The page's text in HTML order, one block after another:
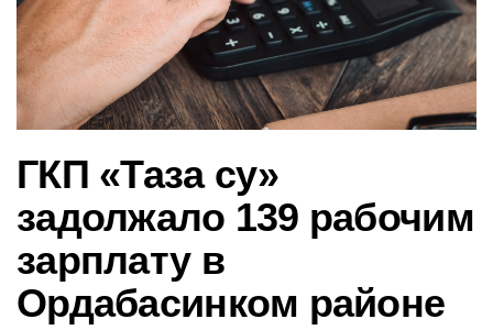
ГКП «Таза су»
задолжало 139 рабочим
зарплату в
Ордабасинком районе